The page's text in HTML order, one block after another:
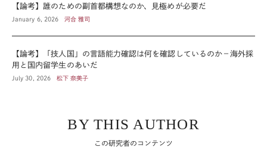
【論考】誰のための副首都構想なのか、見極めが必要だ
January 6, 2026 河合 雅司
【論考】「技人国」の言語能力確認は何を確認しているのか－海外採
用と国内留学生のあいだ
July 30, 2026 松下 奈美子
BY THIS AUTHOR
この研究者のコンテンツ